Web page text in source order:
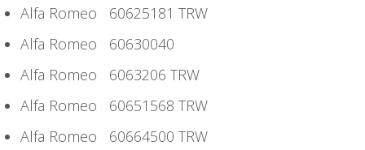
Alfa Romeo 60625181 TRW
Alfa Romeo 60630040
Alfa Romeo 6063206 TRW
Alfa Romeo 60651568 TRW
Alfa Romeo 60664500 TRW